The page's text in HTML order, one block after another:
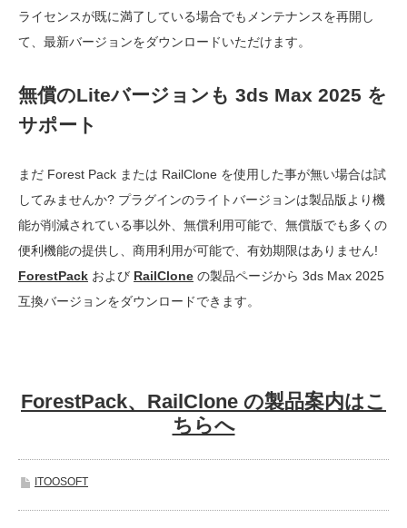
ライセンスが既に満了している場合でもメンテナンスを再開し
て、最新バージョンをダウンロードいただけます。
無償のLiteバージョンも 3ds Max 2025 を
サポート
まだ Forest Pack または RailClone を使用した事が無い場合は試
してみませんか? プラグインのライトバージョンは製品版より機
能が削減されている事以外、無償利用可能で、無償版でも多くの
便利機能の提供し、商用利用が可能で、有効期限はありません!
ForestPack および RailClone の製品ページから 3ds Max 2025
互換バージョンをダウンロードできます。
ForestPack、RailClone の製品案内はこ
ちらへ
ITOOSOFT